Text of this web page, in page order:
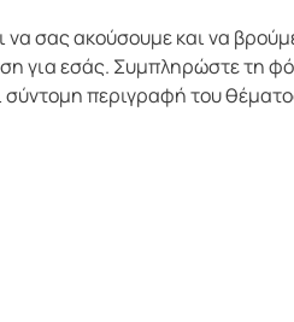
να σας ακούσουμε και να
για εσάς. Συμπληρώστε τη
σύντομη περιγραφή του